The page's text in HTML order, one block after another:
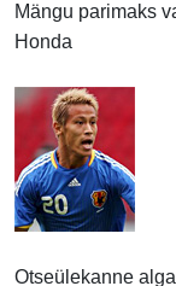
Mängu parimaks
Honda
Otseülekanne